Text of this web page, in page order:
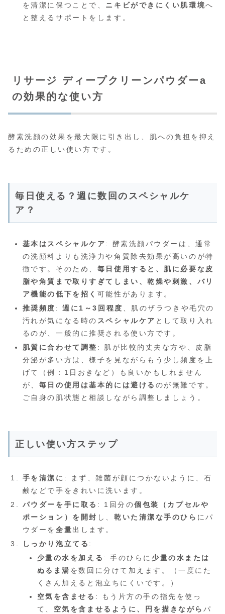
を清潔に保つことで、 ニキビができにくい肌環境へ
と整えるサポートをします。
リサージ ディープクリーンパウダーa
の効果的な使い方
酵素洗顔の効果を最大限に引き出し、肌への負担を抑え
るための正しい使い方です。
毎日使える？週に数回のスペシャルケ
ア？
基本はスペシャルケア: 酵素洗顔パウダーは、通常
の洗顔料よりも洗浄力や角質除去効果が高いのが特
徴です。そのため、 毎日使用すると、肌に必要な皮
脂や角質まで取りすぎてしまい、乾燥や刺激、バリ
ア機能の低下を招く 可能性があります。
推奨頻度 :週に1～3回程度
、肌のザラつきや毛穴の
汚れが気になる時の スペシャルケア として取り入れ
るのが、一般的に推奨される使い方です。
肌質に合わせて調整 : 肌が比較的丈夫な方や、皮脂
分泌が多い方は、様子を見ながらもう少し頻度を上
げて（例：1日おきなど）も良いかもしれません
が、 毎日の使用は基本的には避ける のが無難です。
ご自身の肌状態と相談しながら調整しましょう。
正しい使い方ステップ
手を清潔に : まず、雑菌が顔につかないように、石
鹸などで手をきれいに洗います。
パウダーを手に取る : 1回分の個包装（カプセルや
ポーション）を開封 し、 乾いた清潔な手のひら にパ
ウダーを全量出します。
しっかり泡立てる :
少量の水を加える : 手のひらに 少量の水または
ぬるま湯 を数回に分けて加えます。（一度にた
くさん加えると泡立ちにくいです。）
空気を含ませる : もう片方の手の指先を使っ
て、 空気を含ませるように、円を描きながら パ